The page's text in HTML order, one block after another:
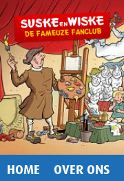
HOME OVER ONS